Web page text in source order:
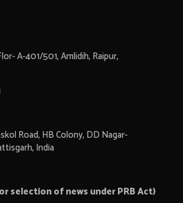
A-401/501, Amlidih, Raipur,
Road, HB Colony, DD Nagar-
India
selection of news under PRB Act)